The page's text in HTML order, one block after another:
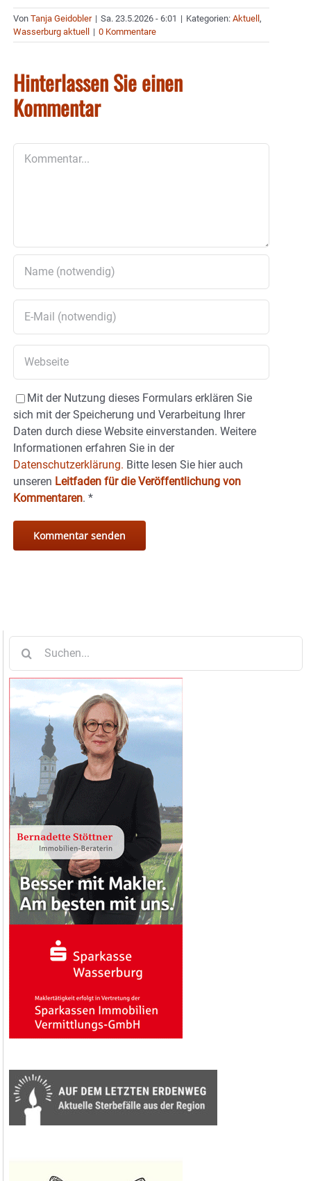
Von Tanja Geidobler | Sa. 23.5.2026 - 6:01 | Kategorien: Aktuell ,
Wasserburg aktuell
| 0 Kommentare
Hinterlassen Sie einen
Kommentar
Mit der Nutzung dieses Formulars erklären Sie
sich mit der Speicherung und Verarbeitung Ihrer
Daten durch diese Website einverstanden. Weitere
Informationen erfahren Sie in der
Datenschutzerklärung. Bitte lesen Sie hier auch
unseren Leitfaden für die Veröffentlichung von
Kommentaren. *
nach: